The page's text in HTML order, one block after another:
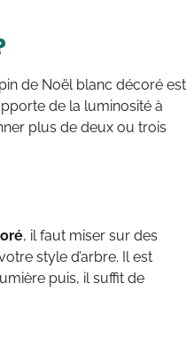
de Noël blanc décoré est
de la luminosité à
plus de deux ou trois
, il faut miser sur des
style d’arbre. Il est
puis, il suffit de